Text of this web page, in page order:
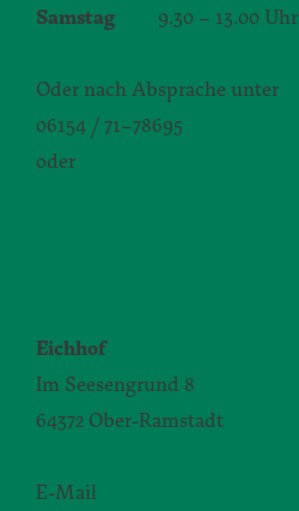
Samstag 9.30 – 13.00 Uhr
Oder nach Absprache unter
06154 / 71–78695
oder
Eichhof
Im Seesengrund 8
64372 Ober-Ramstadt
E-Mail